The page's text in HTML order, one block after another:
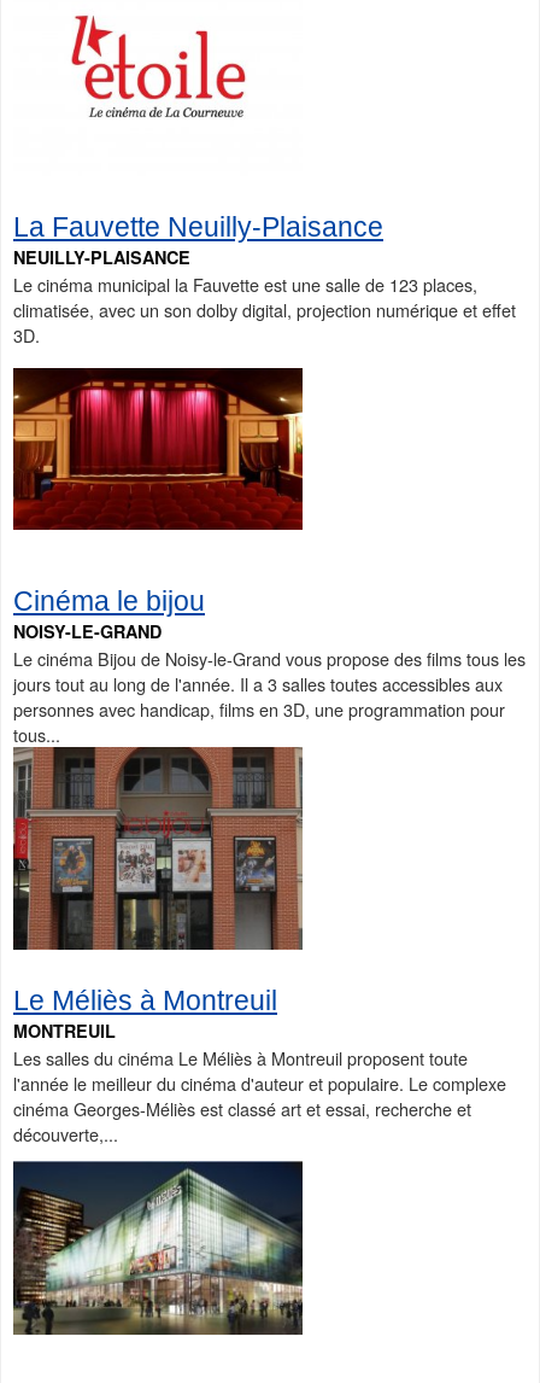
La Fauvette Neuilly-Plaisance
NEUILLY-PLAISANCE
Le cinéma municipal la Fauvette est une salle de 123 places,
climatisée, avec un son dolby digital, projection numérique et effet
3D.
Cinéma le bijou
NOISY-LE-GRAND
Le cinéma Bijou de Noisy-le-Grand vous propose des films tous les
jours tout au long de l'année. Il a 3 salles toutes accessibles aux
personnes avec handicap, films en 3D, une programmation pour
tous...
Le Méliès à Montreuil
MONTREUIL
Les salles du cinéma Le Méliès à Montreuil proposent toute
l'année le meilleur du cinéma d'auteur et populaire. Le complexe
cinéma Georges-Méliès est classé art et essai, recherche et
découverte,...